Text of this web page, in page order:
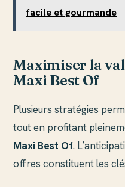
facile et gourmande
Maximiser la
Maxi Best Of
Plusieurs stratégies
tout en profitant
Maxi Best Of.
offres constituent les